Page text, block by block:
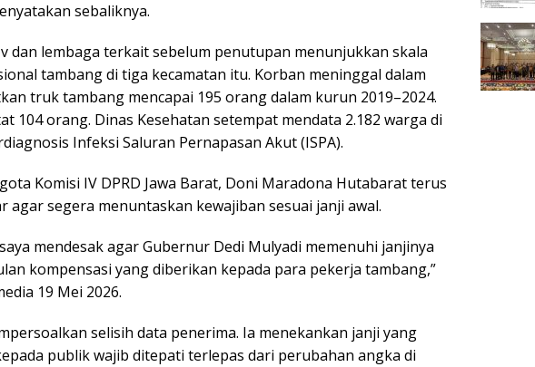
sebaliknya.
dan lembaga terkait sebelum penutupan menunjukkan skala
tambang di tiga kecamatan itu. Korban meninggal dalam
truk tambang mencapai 195 orang dalam kurun 2019–2024.
104 orang. Dinas Kesehatan setempat mendata 2.182 warga di
Infeksi Saluran Pernapasan Akut (ISPA).
Komisi IV DPRD Jawa Barat, Doni Maradona Hutabarat terus
agar segera menuntaskan kewajiban sesuai janji awal.
mendesak agar Gubernur Dedi Mulyadi memenuhi janjinya
kompensasi yang diberikan kepada para pekerja tambang,”
19 Mei 2026.
selisih data penerima. Ia menekankan janji yang
publik wajib ditepati terlepas dari perubahan angka di